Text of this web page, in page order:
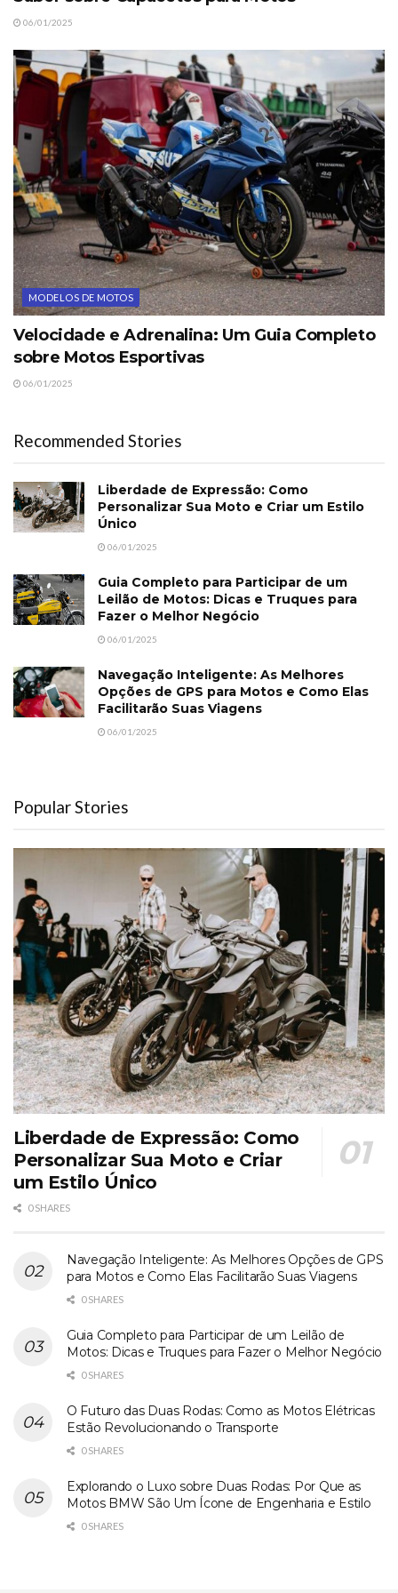
06/01/2025
MODELOS DE MOTOS
Velocidade e Adrenalina: Um Guia Completo
sobre Motos Esportivas
06/01/2025
Recommended Stories
Liberdade de Expressão: Como
Personalizar Sua Moto e Criar um Estilo
Único
06/01/2025
Guia Completo para Participar de um
Leilão de Motos: Dicas e Truques para
Fazer o Melhor Negócio
06/01/2025
Navegação Inteligente: As Melhores
Opções de GPS para Motos e Como Elas
Facilitarão Suas Viagens
06/01/2025
Popular Stories
Liberdade de Expressão: Como
Personalizar Sua Moto e Criar
um Estilo Único
0 SHARES
Navegação Inteligente: As Melhores Opções de GPS
para Motos e Como Elas Facilitarão Suas Viagens
0 SHARES
Guia Completo para Participar de um Leilão de
Motos: Dicas e Truques para Fazer o Melhor Negócio
0 SHARES
O Futuro das Duas Rodas: Como as Motos Elétricas
Estão Revolucionando o Transporte
0 SHARES
Explorando o Luxo sobre Duas Rodas: Por Que as
Motos BMW São Um Ícone de Engenharia e Estilo
0 SHARES